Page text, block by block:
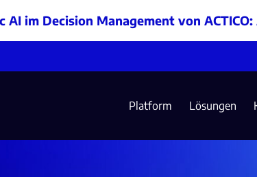
AI im Decision Management von
Platform Lösungen